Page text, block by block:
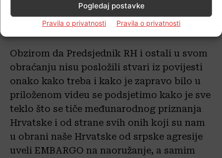
Pogledaj postavke
Pravila o privatnosti Pravila o privatnosti
Stoga Vas podsjećamo na povijesne
događaje, kako je to sve bilo
Obzirom da Predsjednik RH i ostali u svom
obraćanju nisu posložili stvari iz povijesti
onako kako treba i kako je zapravo bilo u
priloženom videu se podsjetimo kako je sve
teklo što se tiče međunarodnog priznanja
Hrvatske i od strane svih onih koji su nam
u obrani naše Hrvatske od srpske agresije
uveli EMBARGO na naoružanje, a samim